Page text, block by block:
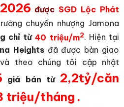
được SGD Lộc Phát
chuyển nhượng Jamona
chỉ từ 40 triệu/m2. Hiện tại
Heightsđã được bàn giao
theo chúng tôi cập nhật
giá bán từ 2,2tỷ/căn
triệu/tháng .